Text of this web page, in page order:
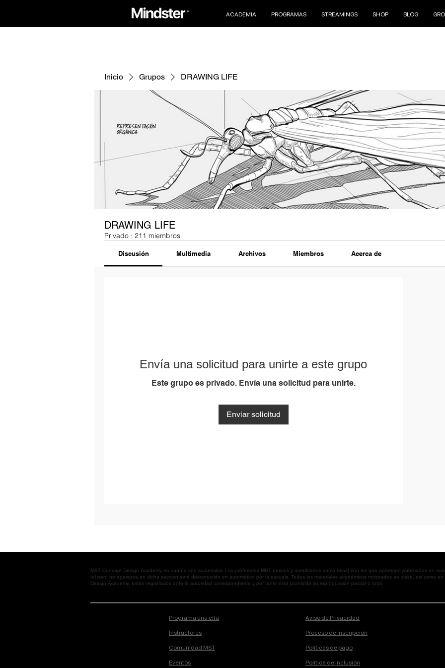
ACADEMIA PROGRAMAS STREAMINGS SHOP BLOG
Inicio Grupos DRAWING LIFE
DRAWING LIFE
Privado · 211 miembros
Discusión Multimedia Archivos Miembros Acerca de
Envía una solicitud para unirte a este grupo
Este grupo es privado. Envía una solicitud para unirte.
Enviar solicitud
MST Concept Design Academy no cuenta con sucursales. Los profesores MST (únicos y acreditados como tales) son los que aparecen publicados en
tal pero no aparezca en dicha sección será desconocido en automático por la escuela. Todos los materiales académicos mostrados en clase, así como
Design Academy, están registrados ante la autoridad correspondiente y por tanto está prohibida su reproducción parcial o total.
Programa una cita
Instructores
Comunidad MST
Eventos
Aviso de Privacidad
Proceso de inscripción
Políticas de pago
Política de Inclusión